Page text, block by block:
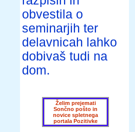
obvestila o
seminarjih ter
delavnicah lahko
dobivaš tudi na
dom.
Želim prejemati
Sončno pošto in
novice spletnega
portala Pozitivke